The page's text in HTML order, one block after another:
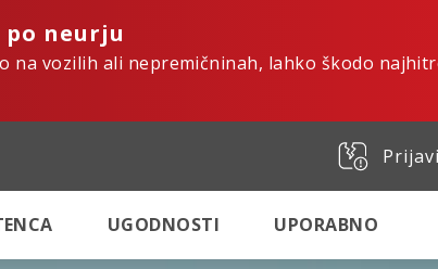
neurju
na vozilih ali nepremičninah, lahko škodo
UGODNOSTI UPORABNO